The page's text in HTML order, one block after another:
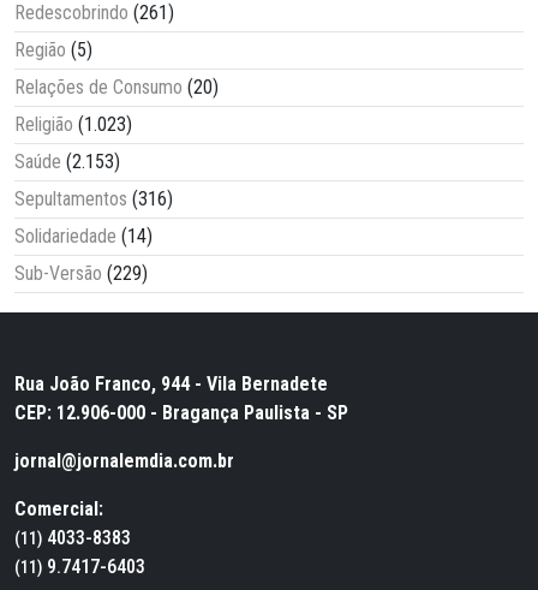
Redescobrindo (261)
Região (5)
Relações de Consumo (20)
Religião (1.023)
Saúde (2.153)
Sepultamentos (316)
Solidariedade (14)
Sub-Versão (229)
Rua João Franco, 944 - Vila Bernadete
CEP: 12.906-000 - Bragança Paulista - SP
jornal@jornalemdia.com.br
Comercial:
(11) 4033-8383
(11) 9.7417-6403